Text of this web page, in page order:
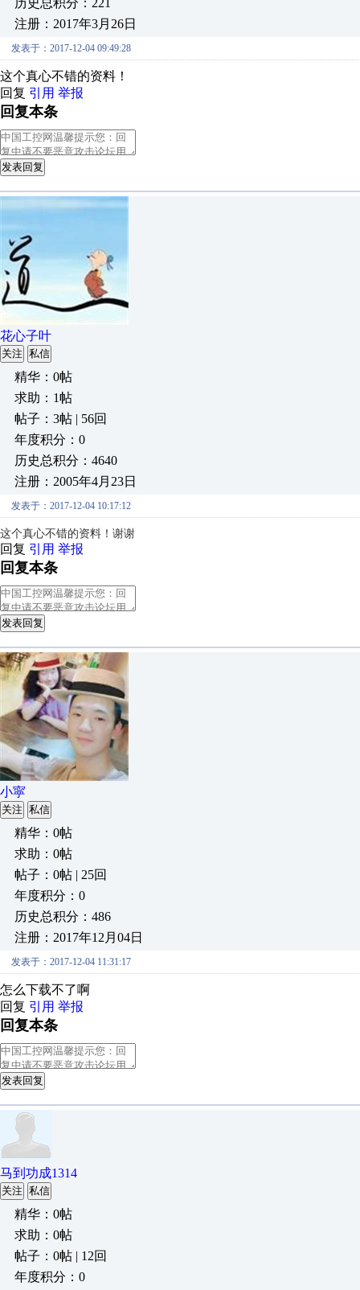
历史总积分：221
注册：2017年3月26日
发表于：2017-12-04 09:49:28
这个真心不错的资料！
回复 引用 举报
回复本条
发表回复
花心子叶
关注 私信
精华：0帖
求助：1帖
帖子：3帖 | 56回
年度积分：0
历史总积分：4640
注册：2005年4月23日
发表于：2017-12-04 10:17:12
这个真心不错的资料！谢谢
回复 引用 举报
回复本条
发表回复
小寜
关注 私信
精华：0帖
求助：0帖
帖子：0帖 | 25回
年度积分：0
历史总积分：486
注册：2017年12月04日
发表于：2017-12-04 11:31:17
怎么下载不了啊
回复 引用 举报
回复本条
发表回复
马到功成1314
关注 私信
精华：0帖
求助：0帖
帖子：0帖 | 12回
年度积分：0